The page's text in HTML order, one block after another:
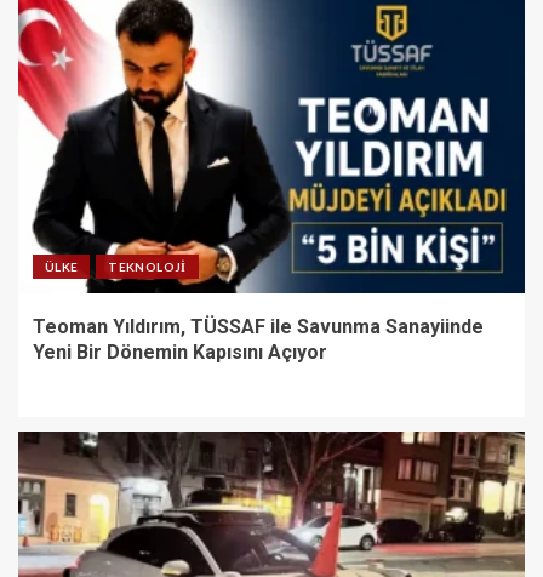
ÜLKE TEKNOLOJI
Teoman Yıldırım, TÜSSAF ile Savunma Sanayiinde
Yeni Bir Dönemin Kapısını Açıyor